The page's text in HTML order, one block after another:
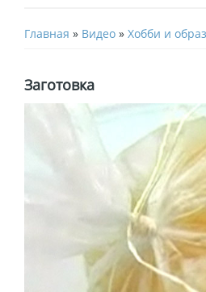
Главная » Видео » Хобби и
Заготовка